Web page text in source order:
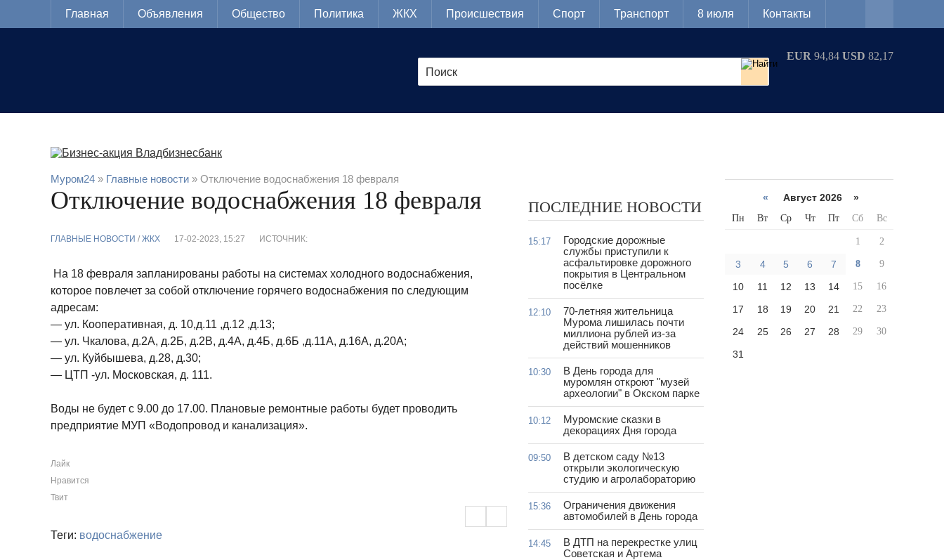
Главная Объявления Общество Политика ЖКХ Происшествия Спорт Транспорт 8 июля Контакты
EUR 94,84 USD 82,17
Муром24 » Главные новости » Отключение водоснабжения 18 февраля
Отключение водоснабжения 18 февраля
ГЛАВНЫЕ НОВОСТИ / ЖКХ 17-02-2023, 15:27 ИСТОЧНИК:
На 18 февраля запланированы работы на системах холодного водоснабжения,
которое повлечет за собой отключение горячего водоснабжения по следующим
адресам:
— ул. Кооперативная, д. 10,д.11 ,д.12 ,д.13;
— ул. Чкалова, д.2А, д.2Б, д.2В, д.4А, д.4Б, д.6Б ,д.11А, д.16А, д.20А;
— ул. Куйбышева, д.28, д.30;
— ЦТП -ул. Московская, д. 111.
Воды не будет с 9.00 до 17.00. Плановые ремонтные работы будет проводить
предприятие МУП «Водопровод и канализация».
Лайк
Нравится
Твит
Теги: водоснабжение
ПОСЛЕДНИЕ НОВОСТИ
15:17
Городские дорожные
службы приступили к
асфальтировке дорожного
покрытия в Центральном
посёлке
12:10
70-летняя жительница
Мурома лишилась почти
миллиона рублей из-за
действий мошенников
10:30
В День города для
муромлян откроют "музей
археологии" в Окском парке
10:12
Муромские сказки в
декорациях Дня города
09:50
В детском саду №13
открыли экологическую
студию и агролабораторию
15:36
Ограничения движения
автомобилей в День города
14:45
В ДТП на перекрестке улиц
Советская и Артема
« Август 2026 »
Пн Вт Ср Чт Пт Сб Вс
1 2
3 4 5 6 7 8 9
10 11 12 13 14 15 16
17 18 19 20 21 22 23
24 25 26 27 28 29 30
31